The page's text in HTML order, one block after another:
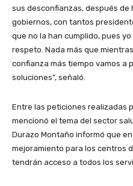
sus desconfianzas, después
gobiernos, con tantos
que no la han cumplido, pues
respeto. Nada más que
confianza más tiempo vamos a
soluciones”, señaló.
Entre las peticiones realizadas
mencionó el tema del sector
Durazo Montaño informó que
mejoramiento para los centros
tendrán acceso a todos los